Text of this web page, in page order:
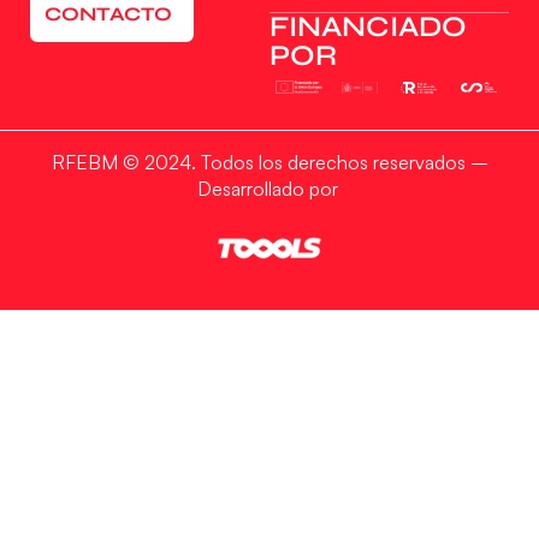
CONTACTO
FINANCIADO
POR
RFEBM © 2024. Todos los derechos reservados –
Desarrollado por